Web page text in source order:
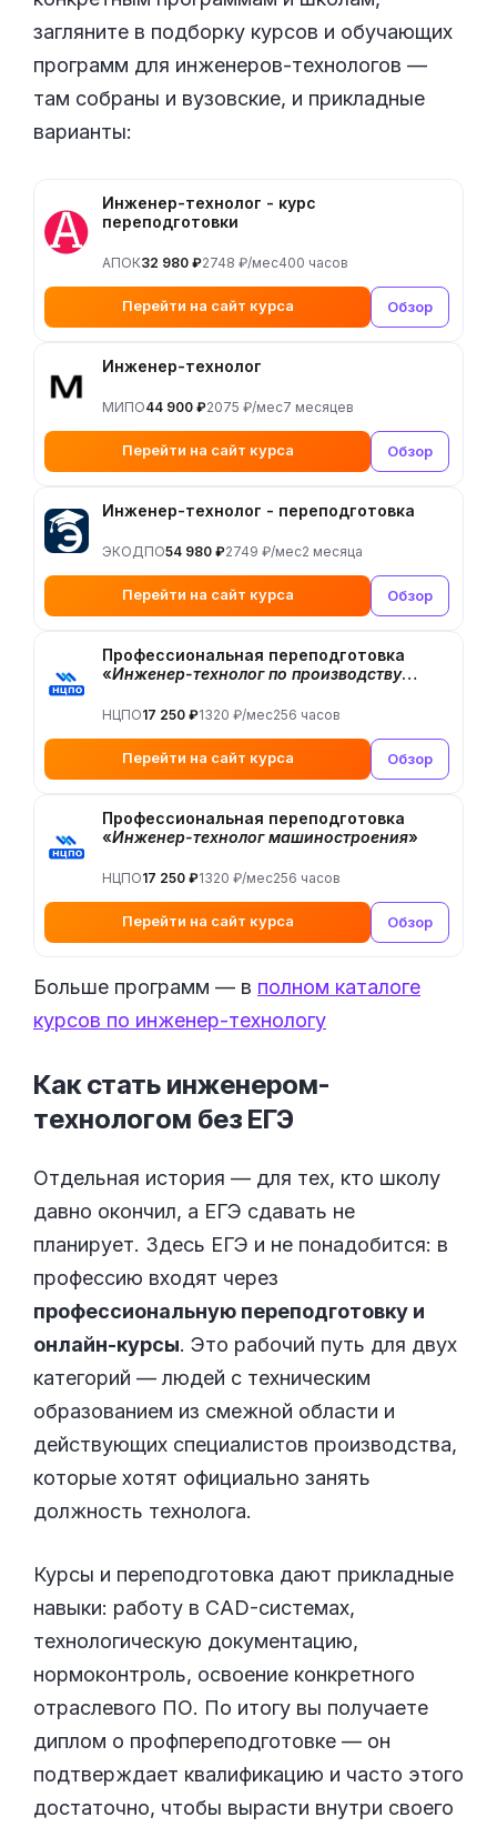
загляните в подборку курсов и обучающих
программ для инженеров-технологов —
там собраны и вузовские, и прикладные
варианты:
Инженер-технолог - курс
переподготовки
АПОК32 980 ₽2748 ₽/мес400 часов
Перейти на сайт курса Обзор
Инженер-технолог
МИПО44 900 ₽2075 ₽/мес7 месяцев
Перейти на сайт курса Обзор
Инженер-технолог - переподготовка
ЭКОДПО54 980 ₽2749 ₽/мес2 месяца
Перейти на сайт курса Обзор
Профессиональная переподготовка
«Инженер-технолог по производству
НЦПО17 250 ₽1320 ₽/мес256 часов
Перейти на сайт курса Обзор
Профессиональная переподготовка
«Инженер-технолог машиностроения»
НЦПО17 250 ₽1320 ₽/мес256 часов
Перейти на сайт курса Обзор
Больше программ — в полном каталоге
курсов по инженер-технологу
Как стать инженером-
технологом без ЕГЭ
Отдельная история — для тех, кто школу
давно окончил, а ЕГЭ сдавать не
планирует. Здесь ЕГЭ и не понадобится: в
профессию входят через
профессиональную переподготовку и
онлайн-курсы. Это рабочий путь для двух
категорий — людей с техническим
образованием из смежной области и
действующих специалистов производства,
которые хотят официально занять
должность технолога.
Курсы и переподготовка дают прикладные
навыки: работу в CAD-системах,
технологическую документацию,
нормоконтроль, освоение конкретного
отраслевого ПО. По итогу вы получаете
диплом о профпереподготовке — он
подтверждает квалификацию и часто этого
достаточно, чтобы вырасти внутри своего